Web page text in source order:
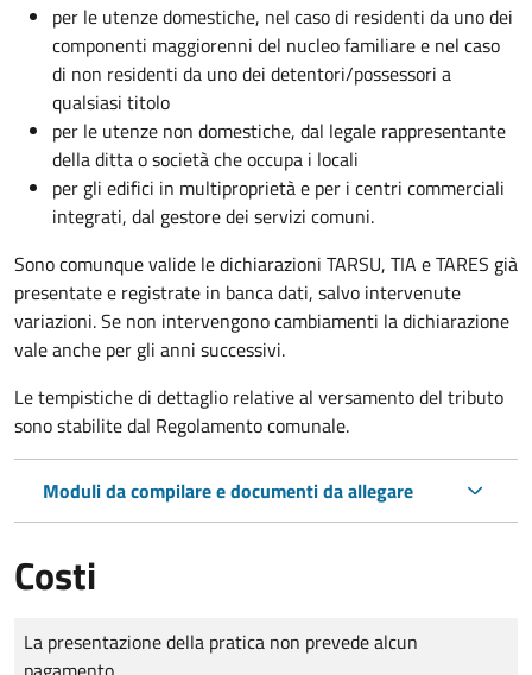
per le utenze domestiche, nel caso di residenti da uno dei
componenti maggiorenni del nucleo familiare e nel caso
di non residenti da uno dei detentori/possessori a
qualsiasi titolo
per le utenze non domestiche, dal legale rappresentante
della ditta o società che occupa i locali
per gli edifici in multiproprietà e per i centri commerciali
integrati, dal gestore dei servizi comuni.
Sono comunque valide le dichiarazioni TARSU, TIA e TARES già
presentate e registrate in banca dati, salvo intervenute
variazioni. Se non intervengono cambiamenti la dichiarazione
vale anche per gli anni successivi.
Le tempistiche di dettaglio relative al versamento del tributo
sono stabilite dal Regolamento comunale.
Moduli da compilare e documenti da allegare
Costi
Tipo di pagamento
Importo
La presentazione della pratica non prevede alcun